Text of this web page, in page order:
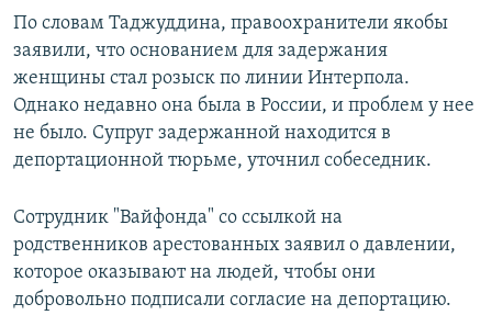
По словам Таджуддина, правоохранители якобы
заявили, что основанием для задержания
женщины стал розыск по линии Интерпола.
Однако недавно она была в России, и проблем у нее
не было. Супруг задержанной находится в
депортационной тюрьме, уточнил собеседник.
Сотрудник "Вайфонда" со ссылкой на
родственников арестованных заявил о давлении,
которое оказывают на людей, чтобы они
добровольно подписали согласие на депортацию.